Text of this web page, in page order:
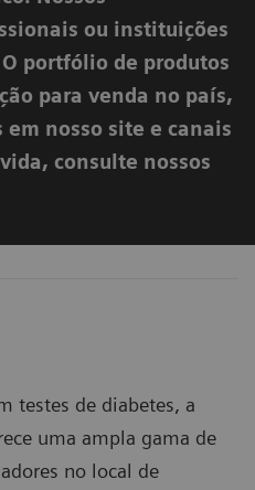
ou instituições
portfólio de produtos
para venda no país,
em nosso site e canais
consulte nossos
testes de diabetes, a
uma ampla gama de
no local de